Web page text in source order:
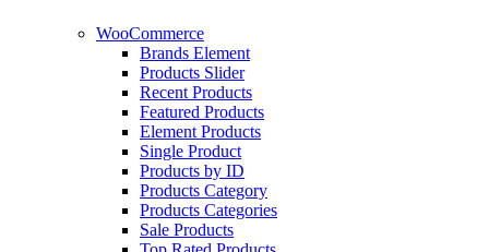
WooCommerce
Brands Element
Products Slider
Recent Products
Featured Products
Element Products
Single Product
Products by ID
Products Category
Products Categories
Sale Products